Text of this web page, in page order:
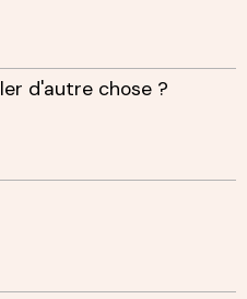
d'autre chose ?